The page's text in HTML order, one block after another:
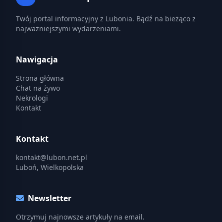
Twój portal informacyjny z Lubonia. Bądź na bieżąco z
najważniejszymi wydarzeniami.
Nawigacja
Strona główna
Chat na żywo
Nekrologi
Kontakt
Kontakt
kontakt@lubon.net.pl
Luboń, Wielkopolska
Newsletter
Otrzymuj najnowsze artykuły na email.